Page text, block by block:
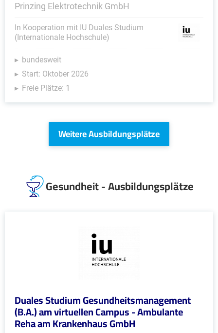
Prinzing Elektrotechnik GmbH
In Kooperation mit IU Duales Studium
(Internationale Hochschule)
bundesweit
Start: Oktober 2026
Freie Plätze: 1
Weitere Ausbildungsplätze
Gesundheit - Ausbildungsplätze
Duales Studium Gesundheitsmanagement
(B.A.) am virtuellen Campus - Ambulante
Reha am Krankenhaus GmbH